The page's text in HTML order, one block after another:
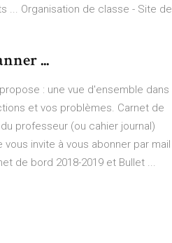
... Organisation de classe - Site de
...
: une vue d'ensemble dans
et vos problèmes. Carnet de
professeur (ou cahier journal)
invite à vous abonner par mail
de bord 2018-2019 et Bullet ...